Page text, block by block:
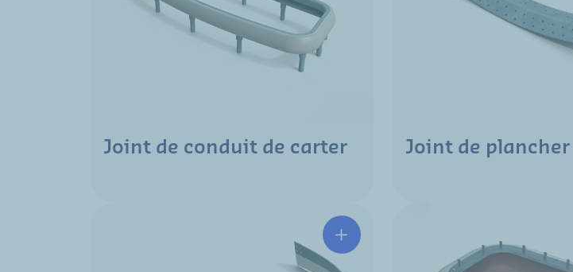
Joint de conduit de carter Joint de plancher